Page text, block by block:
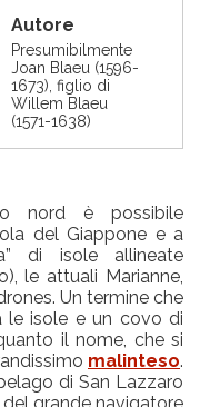
Autore
Presumibilmente
Joan Blaeu (1596-
1673), figlio di
Willem Blaeu
(1571-1638)
nord è possibile
del Giappone e a
di isole allineate
le attuali Marianne,
Un termine che
le isole e un covo di
il nome, che si
malinteso.
di San Lazzaro